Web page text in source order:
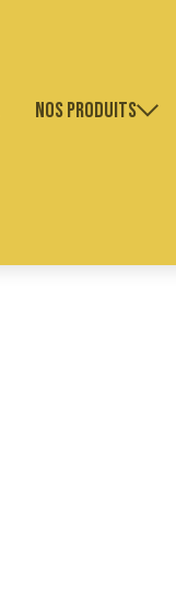
Nos produits